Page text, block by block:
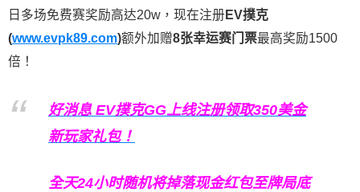
日多场免费赛奖励高达20w，现在注册 EV撲克
(www.evpk89.com)额外加赠8张幸运赛门票最高奖励1500
倍！
好消息 EV撲克GG上线注册领取350美金
新玩家礼包！
全天24小时随机将掉落现金红包至牌局底